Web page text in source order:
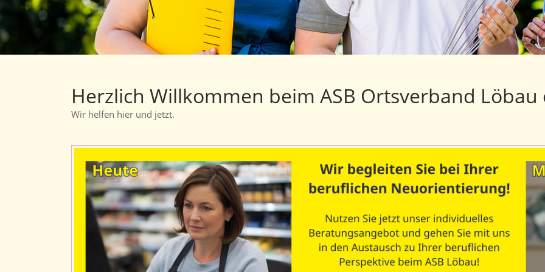
Herzlich Willkommen beim ASB Ortsverband Löbau
Wir helfen hier und jetzt.